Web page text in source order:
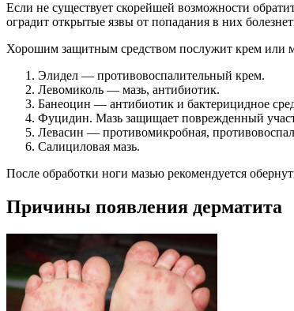
Если не существует скорейшей возможности
оградит открытые язвы от попадания в них
Хорошим защитным средством послужит крем или
Элидел — противовоспалительный крем.
Левомиколь — мазь, антибиотик.
Банеоцин — антибиотик и бактерицидное
Фуцидин. Мазь защищает поврежденный
Левасин — противомикробная,
Салициловая мазь.
После обработки ноги мазью рекомендуется
Причины появления дерматита